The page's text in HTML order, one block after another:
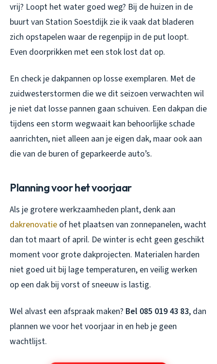
vrij? Loopt het water goed weg? Bij de huizen in de
buurt van Station Soestdijk zie ik vaak dat bladeren
zich opstapelen waar de regenpijp in de put loopt.
Even doorprikken met een stok lost dat op.
En check je dakpannen op losse exemplaren. Met de
zuidwesterstormen die we dit seizoen verwachten wil
je niet dat losse pannen gaan schuiven. Een dakpan die
tijdens een storm wegwaait kan behoorlijke schade
aanrichten, niet alleen aan je eigen dak, maar ook aan
die van de buren of geparkeerde auto’s.
Planning voor het voorjaar
Als je grotere werkzaamheden plant, denk aan
dakrenovatie of het plaatsen van zonnepanelen, wacht
dan tot maart of april. De winter is echt geen geschikt
moment voor grote dakprojecten. Materialen harden
niet goed uit bij lage temperaturen, en veilig werken
op een dak bij vorst of sneeuw is lastig.
Wel alvast een afspraak maken? Bel 085 019 43 83, dan
plannen we voor het voorjaar in en heb je geen
wachtlijst.